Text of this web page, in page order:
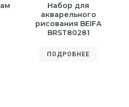
Набор для
акварельного
рисования BEIFA
BRST80281
ПОДРОБНЕЕ